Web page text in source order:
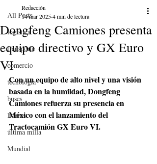
All Posts
logistica
transporte
comercio
tecnologia
buses
lideres
última milla
Mundial
Dongfeng Camiones presenta
equipo directivo y GX Euro
VI
Redacción
14 mar 20254 min de lectura
Con un equipo de alto nivel y una visión
basada en la humildad, Dongfeng
Camiones refuerza su presencia en
México con el lanzamiento del
Tractocamión GX Euro VI.